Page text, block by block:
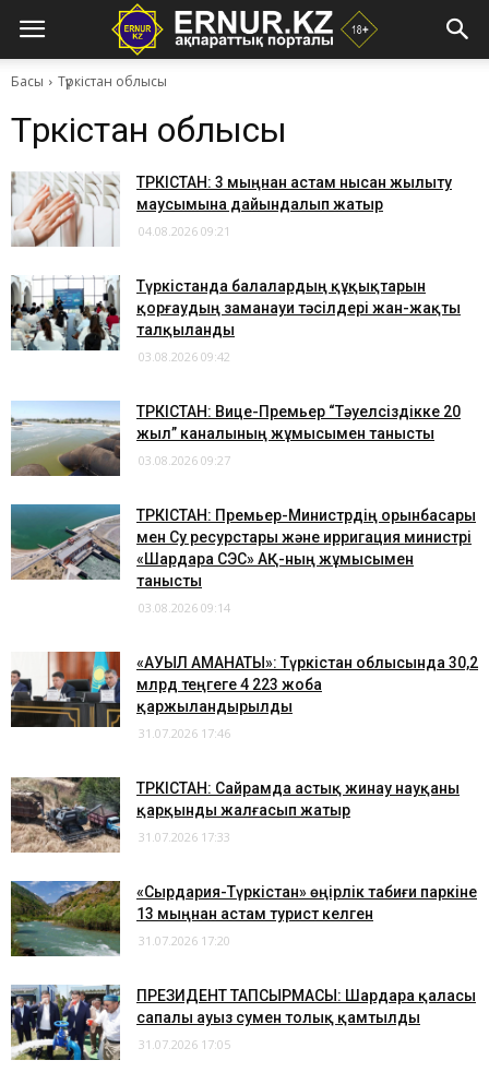
Басы Түркістан облысы
Түркістан облысы
ТҮРКІСТАН: 3 мыңнан астам нысан жылыту
маусымына дайындалып жатыр
04.08.2026 09:21
Түркістанда балалардың құқықтарын
қорғаудың заманауи тәсілдері жан-жақты
талқыланды
03.08.2026 09:42
ТҮРКІСТАН: Вице-Премьер “Тәуелсіздікке 20
жыл” каналының жұмысымен танысты
03.08.2026 09:27
ТҮРКІСТАН: Премьер-Министрдің орынбасары
мен Су ресурстары және ирригация министрі
«Шардара СЭС» АҚ-ның жұмысымен
танысты
03.08.2026 09:14
«АУЫЛ АМАНАТЫ»: Түркістан облысында 30,2
млрд теңгеге 4 223 жоба
қаржыландырылды
31.07.2026 17:46
ТҮРКІСТАН: Сайрамда астық жинау науқаны
қарқынды жалғасып жатыр
31.07.2026 17:33
«Сырдария-Түркістан» өңірлік табиғи паркіне
13 мыңнан астам турист келген
31.07.2026 17:20
ПРЕЗИДЕНТ ТАПСЫРМАСЫ: Шардара қаласы
сапалы ауыз сумен толық қамтылды
31.07.2026 17:05